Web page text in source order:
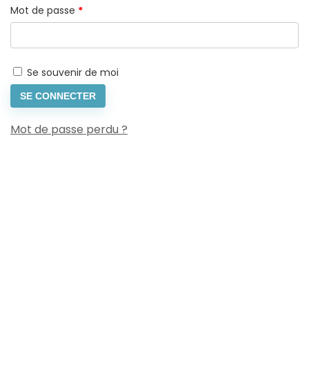
Mot de passe *
Se souvenir de moi
SE CONNECTER
Mot de passe perdu ?